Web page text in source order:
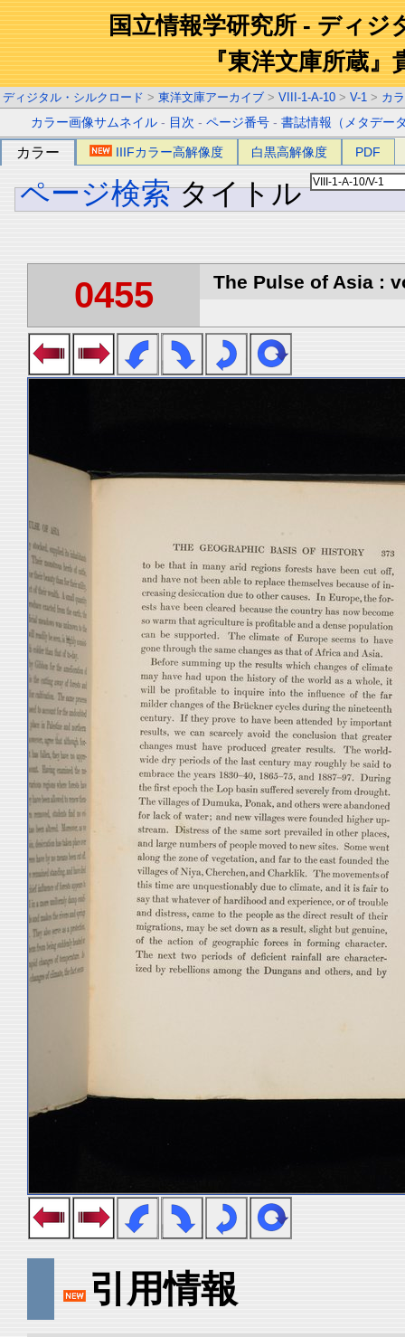
国立情報学研究所 - ディジ
『東洋文庫所蔵』
ディジタル・シルクロード > 東洋文庫アーカイブ > VIII-1-A-10 > V-1 > カ
カラー画像サムネイル - 目次 -ページ番号 -書誌情報（メタデー
カラー IIIFカラー高解像度 白黒高解像度 PDF
ページ検索 タイトル
0455 The Pulse of Asia :
引用情報